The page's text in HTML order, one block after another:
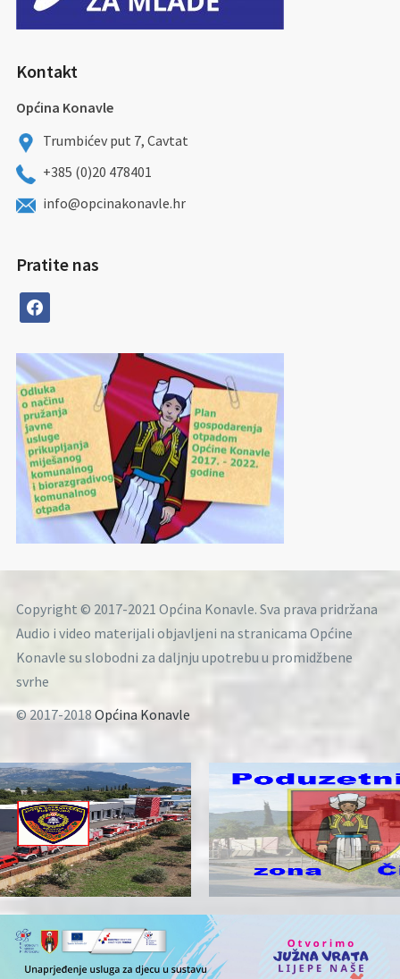
Kontakt
Općina Konavle
Trumbićev put 7, Cavtat
+385 (0)20 478401
info@opcinakonavle.hr
Pratite nas
facebook
Copyright © 2017-2021 Općina Konavle. Sva prava pridržana
Audio i video materijali objavljeni na stranicama Općine
Konavle su slobodni za daljnju upotrebu u promidžbene
svrhe
© 2017-2018Općina Konavle